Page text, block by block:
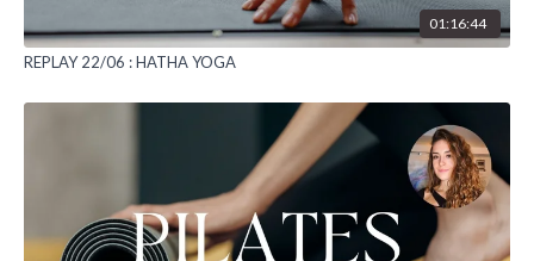
01:16:44
REPLAY 22/06 : HATHA YOGA